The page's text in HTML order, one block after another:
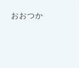
おおつか